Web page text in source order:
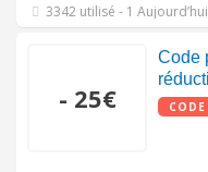
3342 utilisé - 1 Aujourd’hui
- 25€
Code